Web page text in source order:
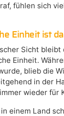
fühlen sich
Einheit ist
Sicht bleibt
Einheit.
blieb die
in der
wieder für
einem Land